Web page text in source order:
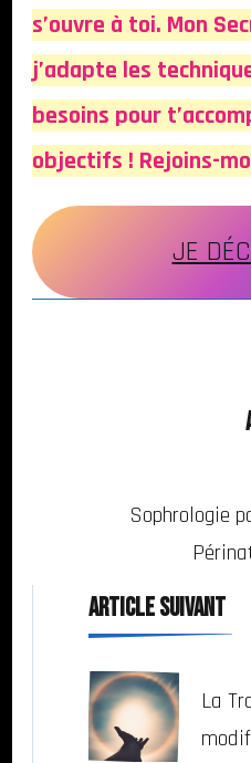
s’ouvre à toi. Mon
j’adapte les
besoins pour
objectifs ! Rejoins-
JE
Sophrologie
ARTICLE SUIVANT
La